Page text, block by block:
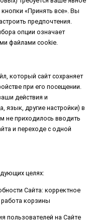
«Принять все». Вы
предпочтения.
опции означает
файлами cookie.
который сайт сохраняет
при его посещении.
действия и
язык, другие настройки) в
не приходилось вводить
и переходе с одной
целях:
Сайта: корректное
работа корзины
пользователей на Сайте